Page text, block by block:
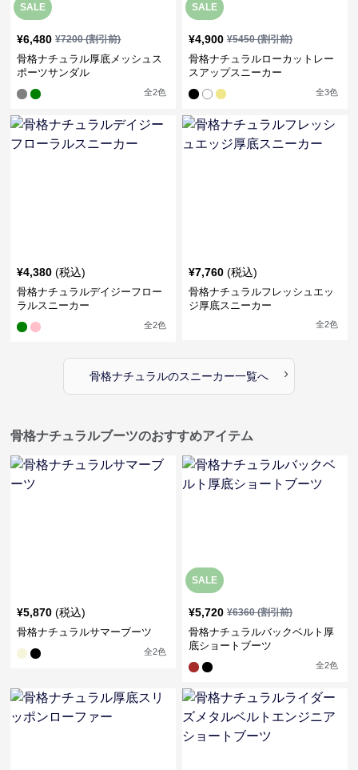
SALE
¥6,480 ¥7200(割引前)
骨格ナチュラル厚底メッシュス
ポーツサンダル
全2色
SALE
¥4,900 ¥5450(割引前)
骨格ナチュラルローカットレー
スアップスニーカー
全3色
¥4,380 (税込)
骨格ナチュラルデイジーフロー
ラルスニーカー
全2色
¥7,760 (税込)
骨格ナチュラルフレッシュエッ
ジ厚底スニーカー
全2色
骨格ナチュラルのスニーカー一覧へ ›
骨格ナチュラルブーツのおすすめアイテム
¥5,870 (税込)
骨格ナチュラルサマーブーツ
全2色
SALE
¥5,720 ¥6360(割引前)
骨格ナチュラルバックベルト厚
底ショートブーツ
全2色